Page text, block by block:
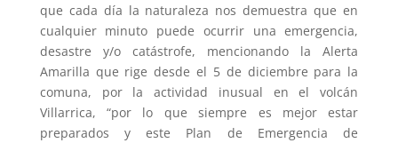
que cada día la naturaleza nos demuestra que en
cualquier minuto puede ocurrir una emergencia,
desastre y/o catástrofe, mencionando la Alerta
Amarilla que rige desde el 5 de diciembre para la
comuna, por la actividad inusual en el volcán
Villarrica, “por lo que siempre es mejor estar
preparados y este Plan de Emergencia de